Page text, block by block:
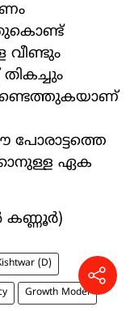
വീണ്ടും
തികച്ചും
പോരാട്ടത്തെ
ഏക
കണ്ണൂർ)
(D)
Growth Model